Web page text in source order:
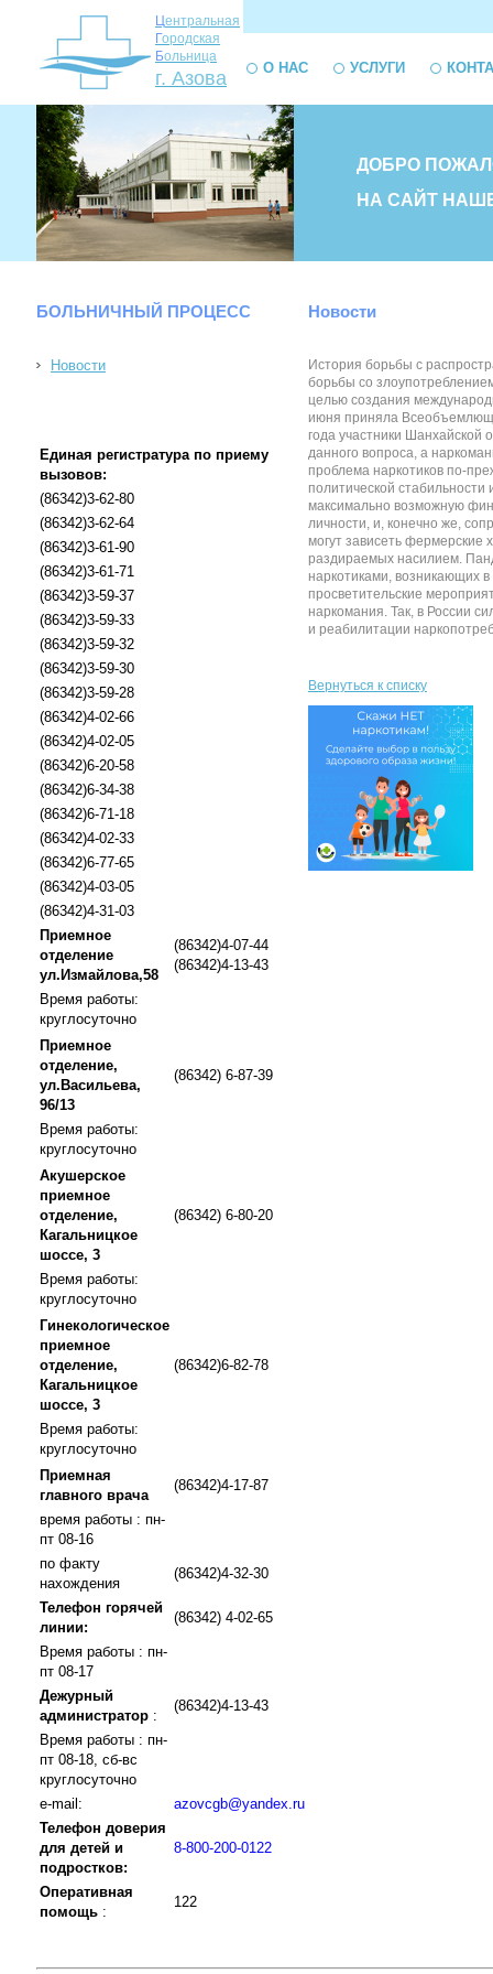
Центральная
Городская
Больница
г. Азова О НАС УСЛУГИ
ДОБРО
НА САЙТ
БОЛЬНИЧНЫЙ ПРОЦЕСС
Новости
Единая регистратура по приему
вызовов:
(86342)3-62-80
(86342)3-62-64
(86342)3-61-90
(86342)3-61-71
(86342)3-59-37
(86342)3-59-33
(86342)3-59-32
(86342)3-59-30
(86342)3-59-28
(86342)4-02-66
(86342)4-02-05
(86342)6-20-58
(86342)6-34-38
(86342)6-71-18
(86342)4-02-33
(86342)6-77-65
(86342)4-03-05
(86342)4-31-03
Приемное
отделение
ул.Измайлова,58
(86342)4-07-44
(86342)4-13-43
Время работы:
круглосуточно
Приемное
отделение,
ул.Васильева,
96/13
(86342) 6-87-39
Время работы:
круглосуточно
Акушерское
приемное
отделение,
Кагальницкое
шоссе, 3
(86342) 6-80-20
Время работы:
круглосуточно
Гинекологическое
приемное
отделение,
Кагальницкое
шоссе, 3
(86342)6-82-78
Время работы:
круглосуточно
Приемная
главного врача
(86342)4-17-87
время работы : пн-
пт 08-16
по факту
нахождения
(86342)4-32-30
Телефон горячей
линии:
(86342) 4-02-65
Время работы : пн-
пт 08-17
Дежурный
администратор :
(86342)4-13-43
Время работы : пн-
пт 08-18, сб-вс
круглосуточно
e-mail:
azovcgb@yandex.ru
Телефон доверия
для детей и
подростков:
8-800-200-0122
Оперативная
помощь :
122
Новости
История борьбы с
борьбы со
целью создания
июня приняла
года участники Шанхайской
данного вопроса, а
проблема наркотиков по-
политической
максимально возможную
личности, и, конечно же,
могут зависеть фермерские
раздираемых насилием.
наркотиками, возникающих
просветительские
наркомания. Так, в России
и реабилитации
Вернуться к списку